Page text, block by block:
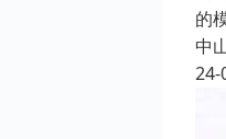
的
中
24-